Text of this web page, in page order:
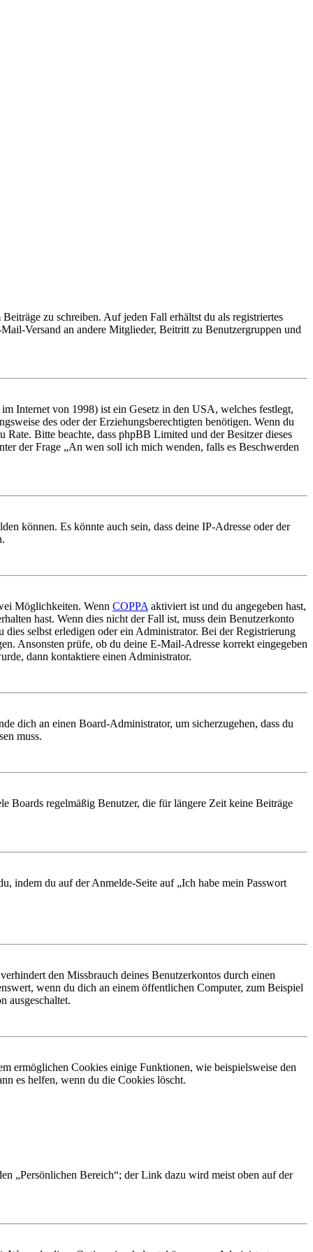
zu schreiben. Auf jeden Fall erhältst du als registriertes
Versand an andere Mitglieder, Beitritt zu Benutzergruppen und
Internet von 1998) ist ein Gesetz in den USA, welches festlegt,
des oder der Erziehungsberechtigten benötigen. Wenn du
Bitte beachte, dass phpBB Limited und der Besitzer dieses
der Frage „An wen soll ich mich wenden, falls es Beschwerden
können. Es könnte auch sein, dass deine IP-Adresse oder der
Möglichkeiten. Wenn COPPA aktiviert ist und du angegeben hast,
hast. Wenn dies nicht der Fall ist, muss dein Benutzerkonto
selbst erledigen oder ein Administrator. Bei der Registrierung
Ansonsten prüfe, ob du deine E-Mail-Adresse korrekt eingegeben
dann kontaktiere einen Administrator.
dich an einen Board-Administrator, um sicherzugehen, dass du
muss.
Boards regelmäßig Benutzer, die für längere Zeit keine Beiträge
indem du auf der Anmelde-Seite auf „Ich habe mein Passwort
den Missbrauch deines Benutzerkontos durch einen
wenn du dich an einem öffentlichen Computer, zum Beispiel
ausgeschaltet.
ermöglichen Cookies einige Funktionen, wie beispielsweise den
es helfen, wenn du die Cookies löscht.
„Persönlichen Bereich“; der Link dazu wird meist oben auf der